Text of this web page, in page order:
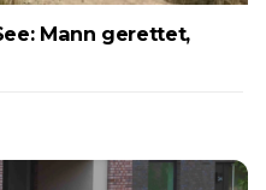
Mann gerettet,